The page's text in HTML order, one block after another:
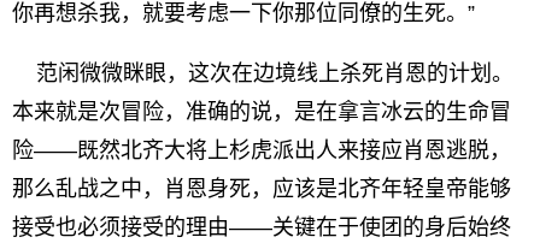
你再想杀我，就要考虑一下你那位同僚的生死。”
范闲微微眯眼，这次在边境线上杀死肖恩的计划。
本来就是次冒险，准确的说，是在拿言冰云的生命冒
险——既然北齐大将上杉虎派出人来接应肖恩逃脱，
那么乱战之中，肖恩身死，应该是北齐年轻皇帝能够
接受也必须接受的理由——关键在于使团的身后始终